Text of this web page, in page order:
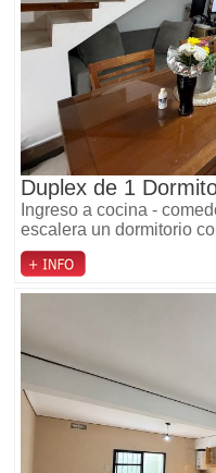
Duplex de 1
Ingreso a cocina -
escalera un dormitorio